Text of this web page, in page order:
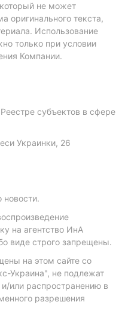
не может
оригинального текста,
Использование
только при условии
Компании.
субъектов в сфере
Украинки, 26
на агентство ИнА
виде строго запрещены.
на этом сайте со
Украина", не подлежат
или распространению в
разрешения